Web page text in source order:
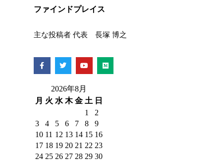
ファインドプレイス
主な投稿者 代表 長塚 博之
2026年8月
月 火 水 木 金 土 日
1
2
3
4 5 6 7 8
9
10 11 12 13 14 15 16
17 18 19 20 21 22 23
24 25 26 27 28 29 30